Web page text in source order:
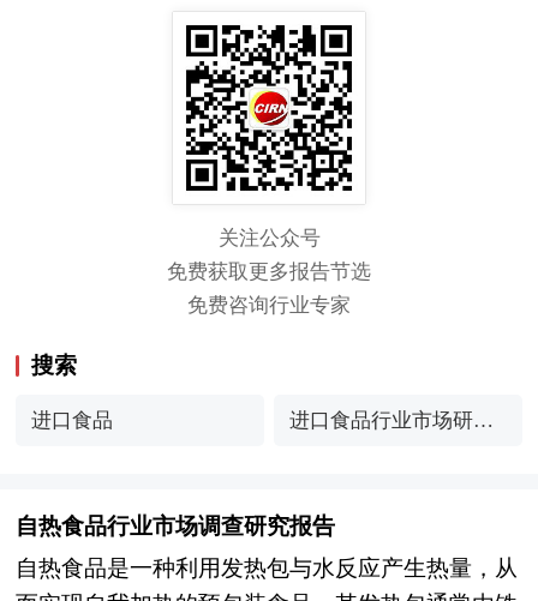
关注公众号
免费获取更多报告节选
免费咨询行业专家
搜索
进口食品 进口食品行业市场研究
自热食品行业市场调查研究报告
自热食品是一种利用发热包与水反应产生热量，从